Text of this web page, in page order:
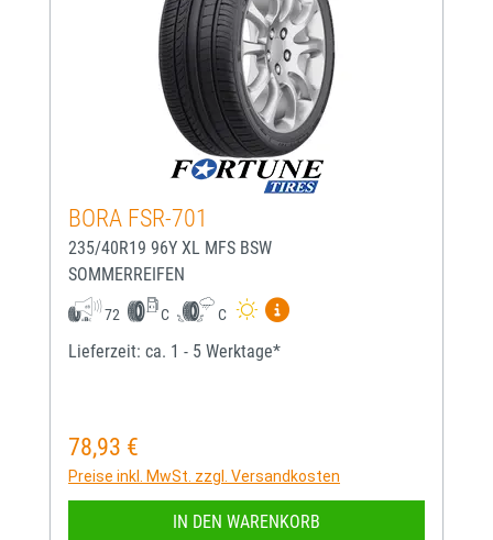
BORA FSR-701
235/40R19 96Y XL MFS BSW
SOMMERREIFEN
72 C C
Mehr Informationen zum
Lieferzeit: ca. 1 - 5 Werktage*
Regulärer Preis:
78,93 €
Preise inkl. MwSt. zzgl. Versandkosten
IN DEN WARENKORB